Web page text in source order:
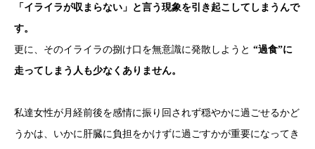
「イライラが収まらない」と言う現象を引き起こしてしまうんで
す。
更に、そのイライラの捌け口を無意識に発散しようと “過食”に
走ってしまう人も少なくありません。
私達女性が月経前後を感情に振り回されず穏やかに過ごせるかど
うかは、いかに肝臓に負担をかけずに過ごすかが重要になってき